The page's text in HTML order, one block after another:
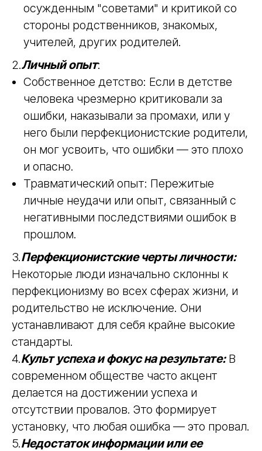
осужденным "советами" и критикой со
стороны родственников, знакомых,
учителей, других родителей.
2.Личный опыт:
Собственное детство: Если в детстве
человека чрезмерно критиковали за
ошибки, наказывали за промахи, или у
него были перфекционистские родители,
он мог усвоить, что ошибки — это плохо
и опасно.
Травматический опыт: Пережитые
личные неудачи или опыт, связанный с
негативными последствиями ошибок в
прошлом.
3.Перфекционистские черты личности:
Некоторые люди изначально склонны к
перфекционизму во всех сферах жизни, и
родительство не исключение. Они
устанавливают для себя крайне высокие
стандарты.
4.Культ успеха и фокус на результате:В
современном обществе часто акцент
делается на достижении успеха и
отсутствии провалов. Это формирует
установку, что любая ошибка — это провал.
5.Недостаток информации или ее